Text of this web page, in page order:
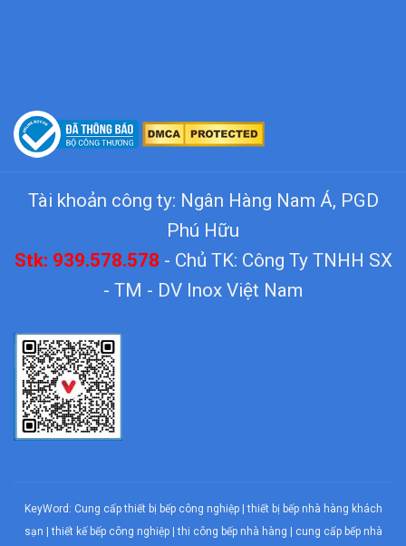
Tài khoản công ty: Ngân Hàng Nam Á, PGD
Phú Hữu
Stk: 939.578.578 - Chủ TK: Công Ty TNHH SX
- TM - DV Inox Việt Nam
KeyWord: Cung cấp thiết bị bếp công nghiệp|thiết bị bếp nhà hàng khách
sạn |thiết kế bếp công nghiệp|thi công bếp nhà hàng cung cấp bếp nhà